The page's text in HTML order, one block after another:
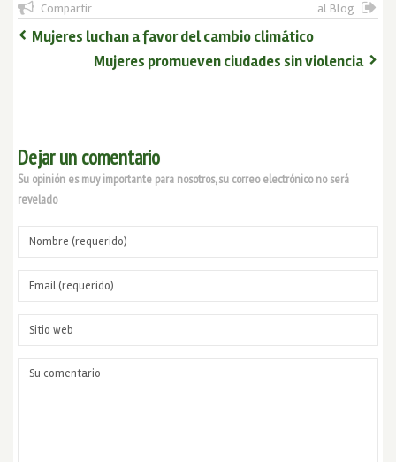
Compartir al Blog
Mujeres luchan a favor del cambio climático
Mujeres promueven ciudades sin violencia
Dejar un comentario
Su opinión es muy importante para nosotros, su correo electrónico no será
revelado